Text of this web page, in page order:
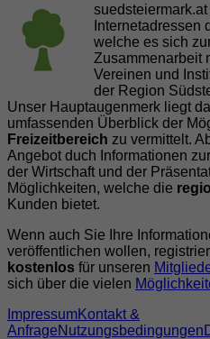
Internetadressen
welche es sich
Zusammenarbeit
Vereinen und
der Region
Unser Hauptaugenmerk liegt
umfassenden Überblick der
Freizeitbereich zu vermittelt.
Angebot duch Informationen
der Wirtschaft und der
Möglichkeiten, welche die
Kunden bietet.
Wenn auch Sie Ihre
veröffentlichen wollen,
kostenlos für unseren
sich über die vielen
ImpressumKontakt &
AnfrageNutzungsbedingungen